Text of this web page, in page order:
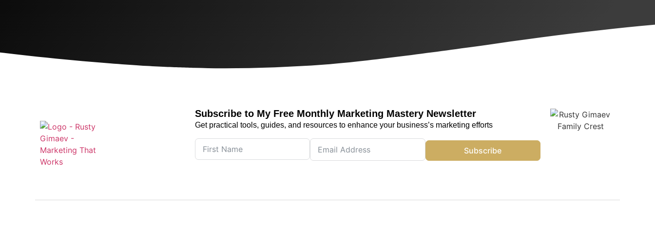
Subscribe to My Free Monthly Marketing Mastery Newsletter
Get practical tools, guides, and resources to enhance your business’s marketing efforts
Subscribe